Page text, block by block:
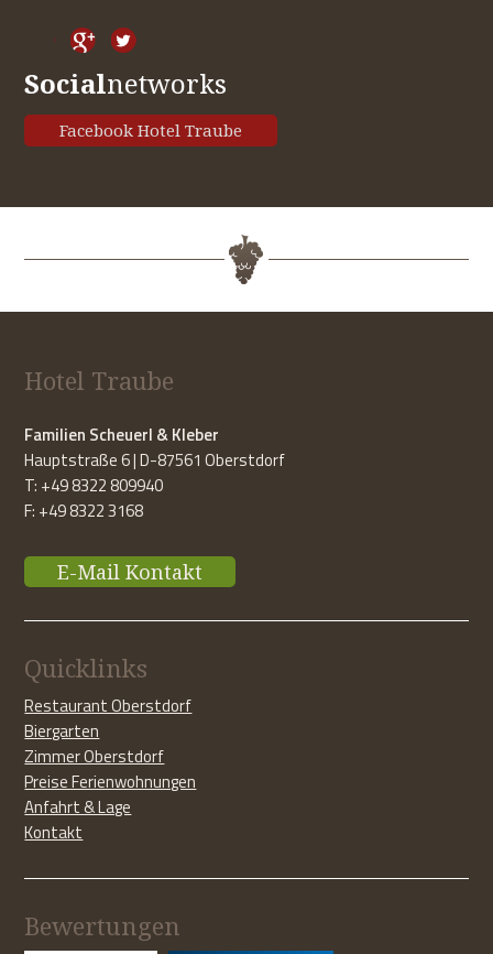
Socialnetworks
Facebook Hotel Traube
Hotel Traube
Familien Scheuerl & Kleber
Hauptstraße 6 | D-87561 Oberstdorf
T: +49 8322 809940
F: +49 8322 3168
E-Mail Kontakt
Quicklinks
Restaurant Oberstdorf
Biergarten
Zimmer Oberstdorf
Preise Ferienwohnungen
Anfahrt & Lage
Kontakt
Bewertungen